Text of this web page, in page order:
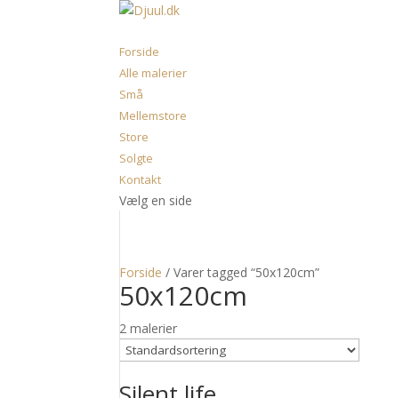
Forside
Alle malerier
Små
Mellemstore
Store
Solgte
Kontakt
Vælg en side
Forside / Varer tagged “50x120cm”
50x120cm
2 malerier